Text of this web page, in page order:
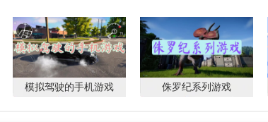
模拟驾驶的手机游戏 侏罗纪系列游戏